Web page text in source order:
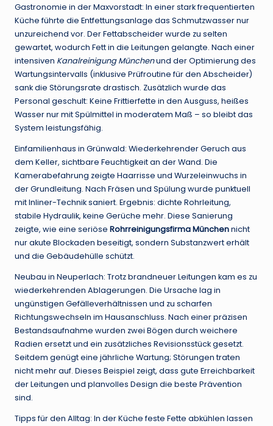
Gastronomie in der Maxvorstadt: In einer stark frequentierten
Küche führte die Entfettungsanlage das Schmutzwasser nur
unzureichend vor. Der Fettabscheider wurde zu selten
gewartet, wodurch Fett in die Leitungen gelangte. Nach einer
intensiven Kanalreinigung Münchenund der Optimierung des
Wartungsintervalls (inklusive Prüfroutine für den Abscheider)
sank die Störungsrate drastisch. Zusätzlich wurde das
Personal geschult: Keine Frittierfette in den Ausguss, heißes
Wasser nur mit Spülmittel in moderatem Maß – so bleibt das
System leistungsfähig.
Einfamilienhaus in Grünwald: Wiederkehrender Geruch aus
dem Keller, sichtbare Feuchtigkeit an der Wand. Die
Kamerabefahrung zeigte Haarrisse und Wurzeleinwuchs in
der Grundleitung. Nach Fräsen und Spülung wurde punktuell
mit Inliner-Technik saniert. Ergebnis: dichte Rohrleitung,
stabile Hydraulik, keine Gerüche mehr. Diese Sanierung
zeigte, wie eine seriöse Rohrreinigungsfirma Münchennicht
nur akute Blockaden beseitigt, sondern Substanzwert erhält
und die Gebäudehülle schützt.
Neubau in Neuperlach: Trotz brandneuer Leitungen kam es zu
wiederkehrenden Ablagerungen. Die Ursache lag in
ungünstigen Gefälleverhältnissen und zu scharfen
Richtungswechseln im Hausanschluss. Nach einer präzisen
Bestandsaufnahme wurden zwei Bögen durch weichere
Radien ersetzt und ein zusätzliches Revisionsstück gesetzt.
Seitdem genügt eine jährliche Wartung; Störungen traten
nicht mehr auf. Dieses Beispiel zeigt, dass gute Erreichbarkeit
der Leitungen und planvolles Design die beste Prävention
sind.
Tipps für den Alltag: In der Küche feste Fette abkühlen lassen